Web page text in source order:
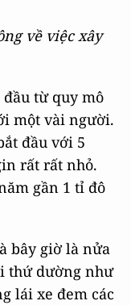
về việc xây
từ quy mô
một vài người.
đầu với 5
rất rất nhỏ.
gần 1 tỉ đô
bây giờ là nửa
thứ dường như
lái xe đem các